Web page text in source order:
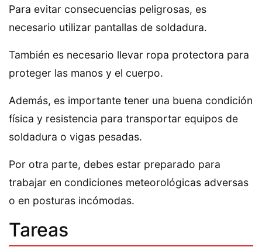
Para evitar consecuencias peligrosas, es
necesario utilizar pantallas de soldadura.
También es necesario llevar ropa protectora para
proteger las manos y el cuerpo.
Además, es importante tener una buena condición
física y resistencia para transportar equipos de
soldadura o vigas pesadas.
Por otra parte, debes estar preparado para
trabajar en condiciones meteorológicas adversas
o en posturas incómodas.
Tareas